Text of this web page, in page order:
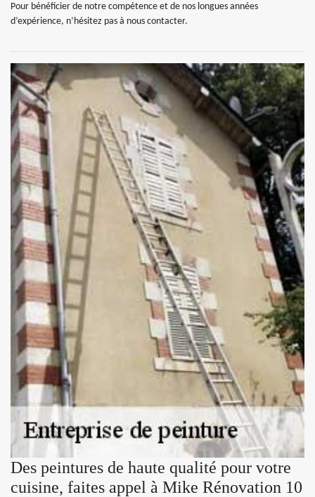
Pour bénéficier de notre compétence et de nos longues années
d’expérience, n’hésitez pas à nous contacter.
Des peintures de haute qualité pour votre
cuisine, faites appel à Mike Rénovation 10